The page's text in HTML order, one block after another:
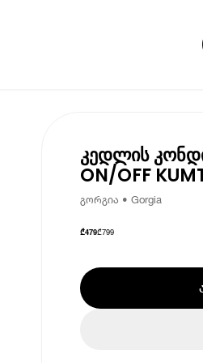
კედლის
ON/OFF
გორგია • Gorgia
₾479₾799